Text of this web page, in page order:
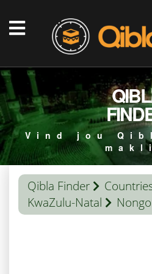
Vind jou
Qibla Finder
KwaZulu-Natal